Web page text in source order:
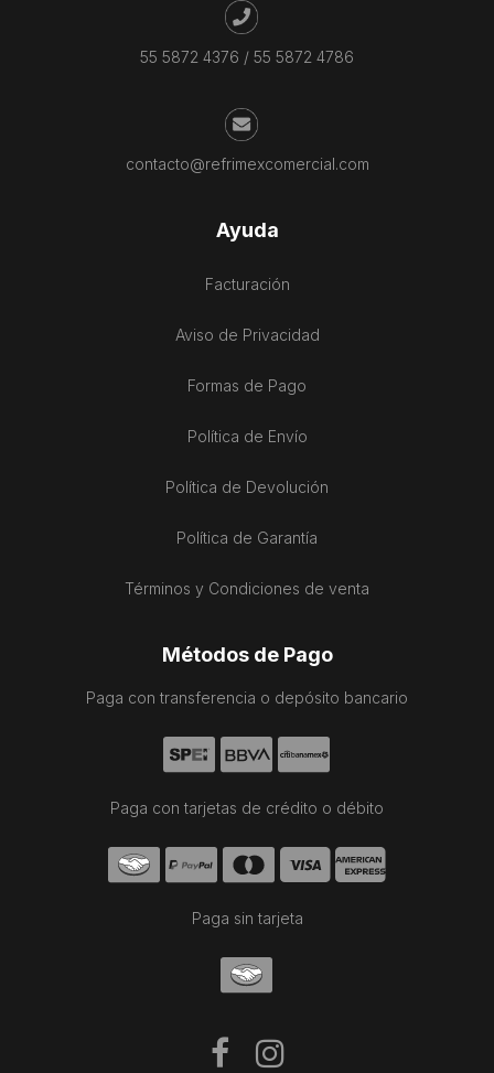
55 5872 4376 / 55 5872 4786
contacto@refrimexcomercial.com
Ayuda
Facturación
Aviso de Privacidad
Formas de Pago
Política de Envío
Política de Devolución
Política de Garantía
Términos y Condiciones de venta
Métodos de Pago
Paga con transferencia o depósito bancario
Paga con tarjetas de crédito o débito
Paga sin tarjeta